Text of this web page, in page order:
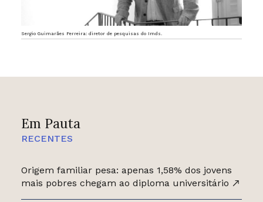
Em Pauta
RECENTES
Origem familiar pesa: apenas 1,58% dos jovens
mais pobres chegam ao diploma universitário
Sergio Guimarães Ferreira: diretor de pesquisas do Imds.